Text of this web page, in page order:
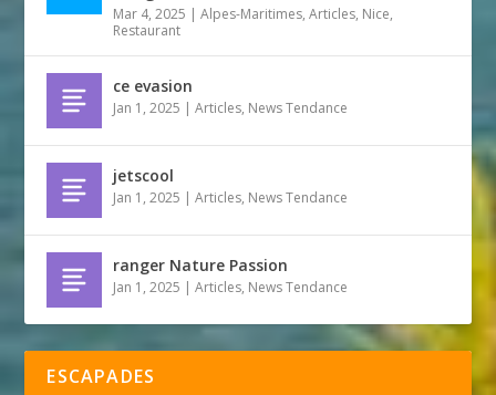
Mar 4, 2025 |Alpes-Maritimes,Articles, Nice,
Restaurant
ce evasion
Jan 1, 2025 |Articles, News Tendance
jetscool
Jan 1, 2025 |Articles, News Tendance
ranger Nature Passion
Jan 1, 2025 |Articles, News Tendance
ESCAPADES